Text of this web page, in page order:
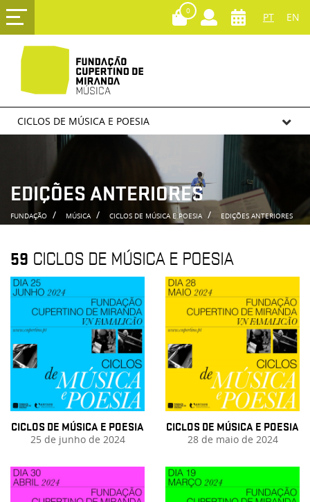
PT EN
0
CICLOS DE MÚSICA E POESIA
EDIÇÕES ANTERIORES
FUNDAÇÃO MÚSICA CICLOS DE MÚSICA E POESIA EDIÇÕES ANTERIORES
59 CICLOS DE MÚSICA E POESIA
CICLOS DE MÚSICA E POESIA
25 de junho de 2024
CICLOS DE MÚSICA E POESIA
28 de maio de 2024